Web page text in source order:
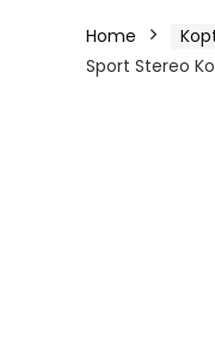
Home
Sport Stereo